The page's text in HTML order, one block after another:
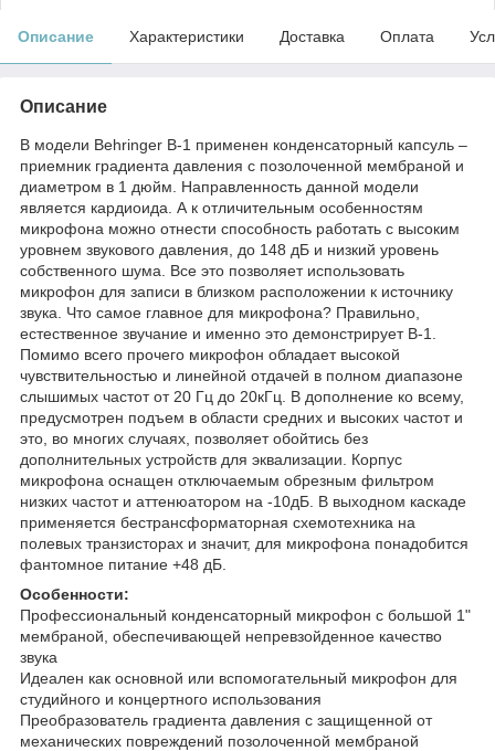
Описание Характеристики Доставка Оплата
Описание
В модели Behringer B-1 применен конденсаторный капсуль –
приемник градиента давления с позолоченной мембраной и
диаметром в 1 дюйм. Направленность данной модели
является кардиоида. А к отличительным особенностям
микрофона можно отнести способность работать с высоким
уровнем звукового давления, до 148 дБ и низкий уровень
собственного шума. Все это позволяет использовать
микрофон для записи в близком расположении к источнику
звука. Что самое главное для микрофона? Правильно,
естественное звучание и именно это демонстрирует B-1.
Помимо всего прочего микрофон обладает высокой
чувствительностью и линейной отдачей в полном диапазоне
слышимых частот от 20 Гц до 20кГц. В дополнение ко всему,
предусмотрен подъем в области средних и высоких частот и
это, во многих случаях, позволяет обойтись без
дополнительных устройств для эквализации. Корпус
микрофона оснащен отключаемым обрезным фильтром
низких частот и аттенюатором на -10дБ. В выходном каскаде
применяется бестрансформаторная схемотехника на
полевых транзисторах и значит, для микрофона понадобится
фантомное питание +48 дБ.
Особенности:
Профессиональный конденсаторный микрофон с большой 1"
мембраной, обеспечивающей непревзойденное качество
звука
Идеален как основной или вспомогательный микрофон для
студийного и концертного использования
Преобразователь градиента давления с защищенной от
механических повреждений позолоченной мембраной